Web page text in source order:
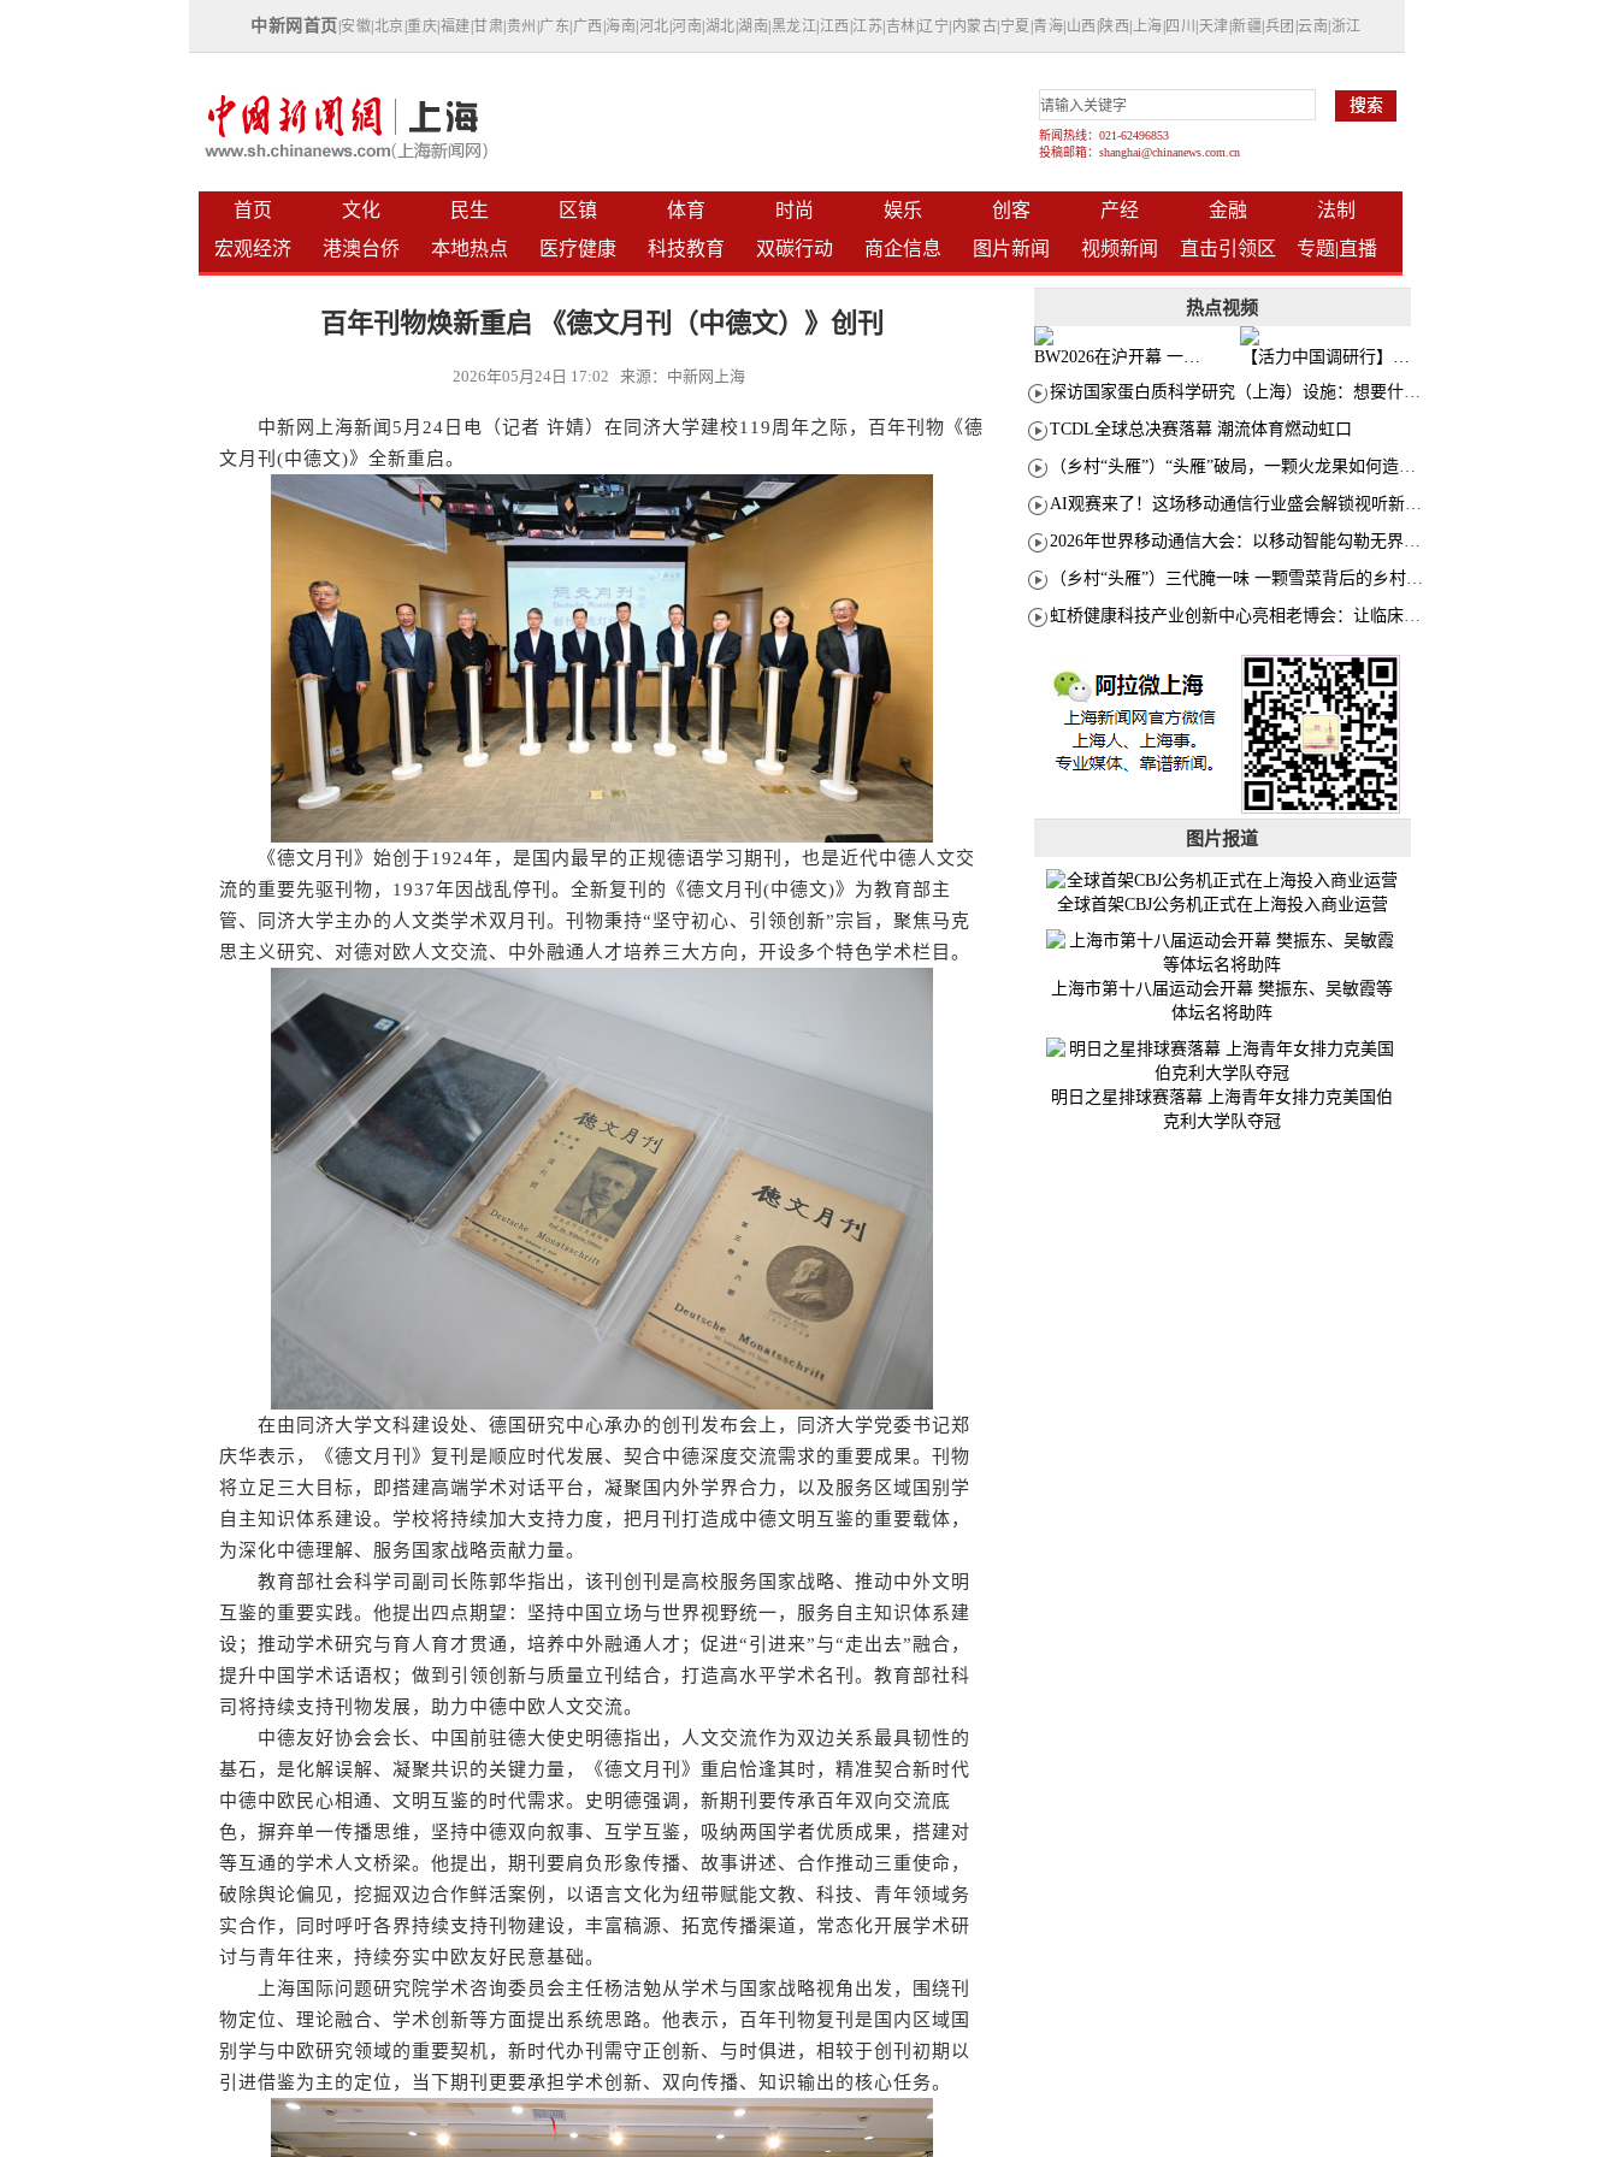
中新网首页 安徽 北京 |重庆 福建 |甘肃 贵州 广东 广西 海南 河北 |河南 湖北 |湖南 黑龙江 江西 江苏 吉林 |辽宁 内蒙古 宁夏 青海 山西 陕西 上海 四川 天津 |新疆 兵团 |云南 浙江
新闻热线：021-62496853
投稿邮箱：shanghai@chinanews.com.cn
首页 文化 民生 区镇 体育 时尚 娱乐 创客 产经 金融
法制
宏观经济
港澳台侨 本地热点 医疗健康 科技教育 双碳行动 商企信息 图片新闻 视频新闻 直击引领区 专题|直播
百年刊物焕新重启 《德文月刊（中德文）》创刊
2026年05月24日 17:02 来源：中新网上海
中新网上海新闻5月24日电（记者 许婧）在同济大学建校119周年之际，百年刊物《德
文月刊(中德文)》全新重启。
《德文月刊》始创于1924年，是国内最早的正规德语学习期刊，也是近代中德人文交
流的重要先驱刊物，1937年因战乱停刊。全新复刊的《德文月刊(中德文)》为教育部主
管、同济大学主办的人文类学术双月刊。刊物秉持“坚守初心、引领创新”宗旨，聚焦马克
思主义研究、对德对欧人文交流、中外融通人才培养三大方向，开设多个特色学术栏目。
在由同济大学文科建设处、德国研究中心承办的创刊发布会上，同济大学党委书记郑
庆华表示，《德文月刊》复刊是顺应时代发展、契合中德深度交流需求的重要成果。刊物
将立足三大目标，即搭建高端学术对话平台，凝聚国内外学界合力，以及服务区域国别学
自主知识体系建设。学校将持续加大支持力度，把月刊打造成中德文明互鉴的重要载体，
为深化中德理解、服务国家战略贡献力量。
教育部社会科学司副司长陈郭华指出，该刊创刊是高校服务国家战略、推动中外文明
互鉴的重要实践。他提出四点期望：坚持中国立场与世界视野统一，服务自主知识体系建
设；推动学术研究与育人育才贯通，培养中外融通人才；促进“引进来”与“走出去”融合，
提升中国学术话语权；做到引领创新与质量立刊结合，打造高水平学术名刊。教育部社科
司将持续支持刊物发展，助力中德中欧人文交流。
中德友好协会会长、中国前驻德大使史明德指出，人文交流作为双边关系最具韧性的
基石，是化解误解、凝聚共识的关键力量，《德文月刊》重启恰逢其时，精准契合新时代
中德中欧民心相通、文明互鉴的时代需求。史明德强调，新期刊要传承百年双向交流底
色，摒弃单一传播思维，坚持中德双向叙事、互学互鉴，吸纳两国学者优质成果，搭建对
等互通的学术人文桥梁。他提出，期刊要肩负形象传播、故事讲述、合作推动三重使命，
破除舆论偏见，挖掘双边合作鲜活案例，以语言文化为纽带赋能文教、科技、青年领域务
实合作，同时呼吁各界持续支持刊物建设，丰富稿源、拓宽传播渠道，常态化开展学术研
讨与青年往来，持续夯实中欧友好民意基础。
上海国际问题研究院学术咨询委员会主任杨洁勉从学术与国家战略视角出发，围绕刊
物定位、理论融合、学术创新等方面提出系统思路。他表示，百年刊物复刊是国内区域国
别学与中欧研究领域的重要契机，新时代办刊需守正创新、与时俱进，相较于创刊初期以
引进借鉴为主的定位，当下期刊更要承担学术创新、双向传播、知识输出的核心任务。
热点视频
BW2026在沪开幕 一众次元品牌集中发布全新企划
【活力中国调研行】上海机器人研究院以技术标准撬动长三角智造协同
探访国家蛋白质科学研究（上海）设施：想要什么蛋白 AI直接设计合成
TCDL全球总决赛落幕 潮流体育燃动虹口
（乡村“头雁”）“头雁”破局，一颗火龙果如何造就沪上乡村特色产业化路径
AI观赛来了！这场移动通信行业盛会解锁视听新玩法
2026年世界移动通信大会：以移动智能勾勒无界普惠新愿景
（乡村“头雁”）三代腌一味 一颗雪菜背后的乡村致富经
虹桥健康科技产业创新中心亮相老博会：让临床“需求”定义银发经济新生态
图片报道
全球首架CBJ公务机正式在上海投入商业运营
上海市第十八届运动会开幕 樊振东、吴敏霞等
体坛名将助阵
明日之星排球赛落幕 上海青年女排力克美国伯
克利大学队夺冠